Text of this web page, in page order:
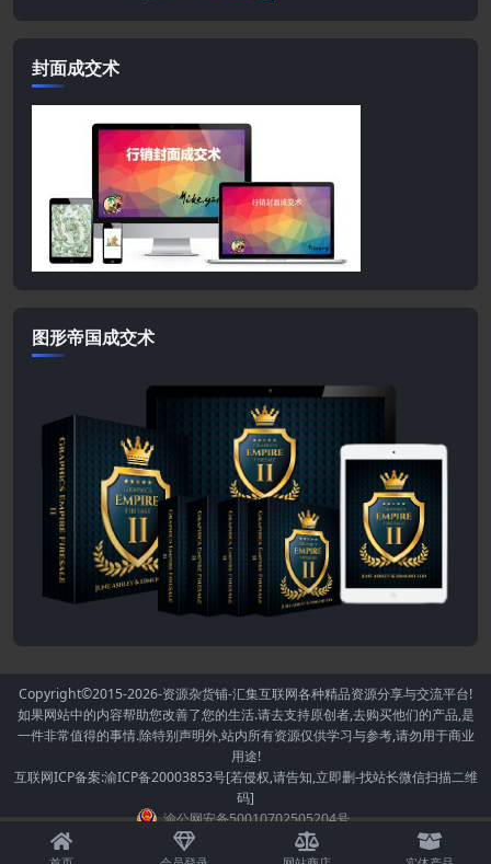
封面成交术
图形帝国成交术
Copyright©2015-2026-资源杂货铺-汇集互联网各种精品资源分享与交流平台!
如果网站中的内容帮助您改善了您的生活.请去支持原创者,去购买他们的产品,是
一件非常值得的事情.除特别声明外,站内所有资源仅供学习与参考,请勿用于商业
用途!
互联网ICP备案:渝ICP备20003853号[若侵权,请告知,立即删-找站长微信扫描二维
码]
渝公网安备50010702505204号